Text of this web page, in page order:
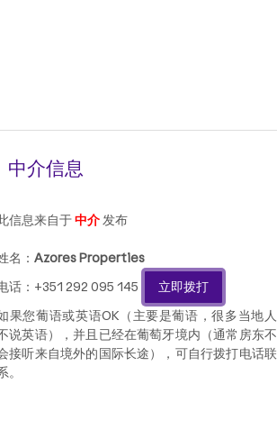
中介信息
信息来自于中介发布
名： Azores Properties
话：+351 292 095 145
立即拨打
果您葡语或英语OK（主要是葡语，很多当地人
说英语），并且已经在葡萄牙境内（通常房东不
接听来自境外的国际长途），可自行拨打电话联
。